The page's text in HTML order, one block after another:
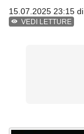
15.07.2025 23:15 di
VEDI LETTURE